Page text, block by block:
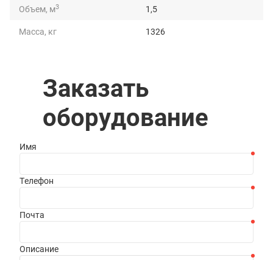
Объем, м3
1,5
Масса, кг
1326
Ширина, мм
Высота, мм
1137
Заказать
оборудование
Имя
Телефон
Почта
Описание